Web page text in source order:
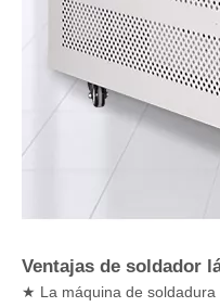
Ventajas de soldador
★ La máquina de